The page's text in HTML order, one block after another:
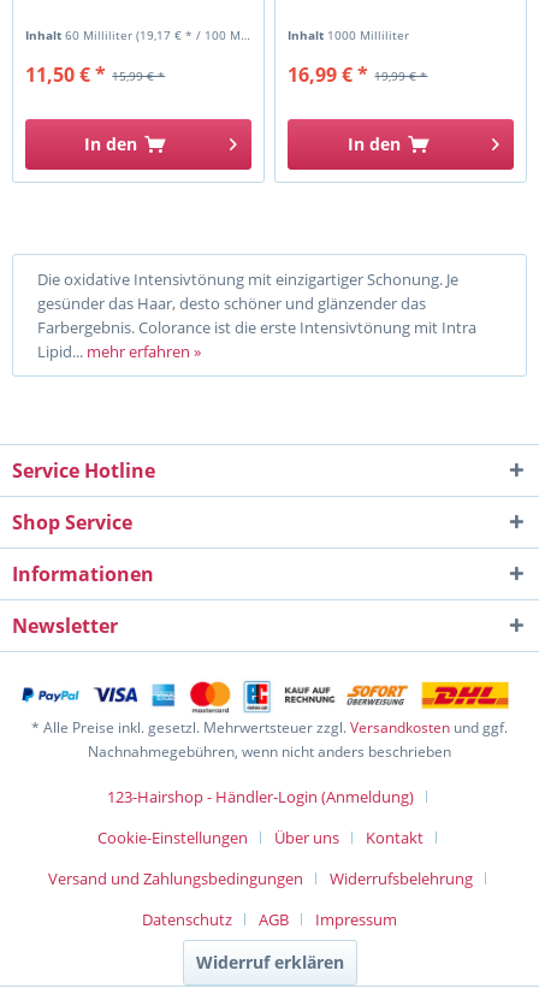
Inhalt60 Milliliter(19,17 € * / 100 Milliliter)
15,99 € *
11,50 € *
In den
Inhalt 1000 Milliliter
19,99 € *
16,99 € *
In den
Die oxidative Intensivtönung mit einzigartiger Schonung. Je
gesünder das Haar, desto schöner und glänzender das
Farbergebnis. Colorance ist die erste Intensivtönung mit Intra
Lipid... mehr erfahren »
Service Hotline
Shop Service
Informationen
Newsletter
* Alle Preise inkl. gesetzl. Mehrwertsteuer zzgl.Versandkosten und ggf.
Nachnahmegebühren, wenn nicht anders beschrieben
123-Hairshop - Händler-Login (Anmeldung)
Cookie-Einstellungen
Über uns
Kontakt
Versand und Zahlungsbedingungen
Widerrufsbelehrung
Datenschutz
AGB Impressum
Widerruf erklären